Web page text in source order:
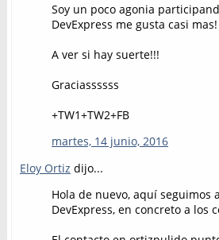
Soy un poco agonia
DevExpress me gusta casi
A ver si hay suerte!!!
Graciassssss
+TW1+TW2+FB
martes, 14 junio, 2016
Eloy Ortiz dijo...
Hola de nuevo, aquí
DevExpress, en concreto a los